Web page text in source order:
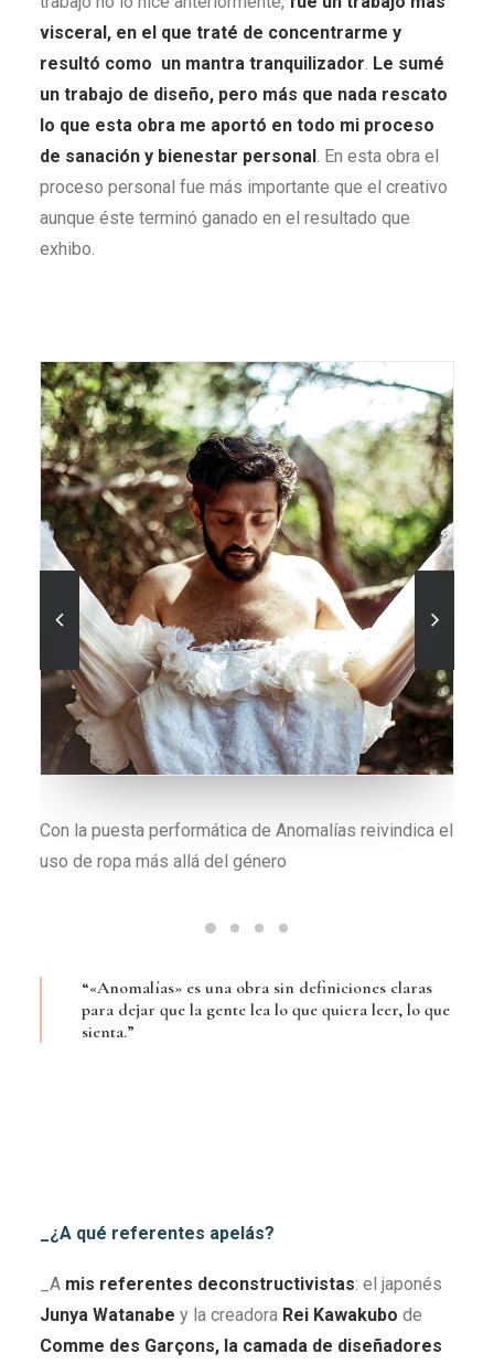
visceral, en el que traté de concentrarme y
resultó como un mantra tranquilizador. Le sumé
un trabajo de diseño, pero más que nada rescato
lo que esta obra me aportó en todo mi proceso
de sanación y bienestar personal. En esta obra el
proceso personal fue más importante que el creativo
aunque éste terminó ganado en el resultado que
exhibo.
Una colección que parte de un vestido de novia del
77
“«Anomalías» es una obra sin definiciones claras
para dejar que la gente lea lo que quiera leer, lo que
sienta.”
_¿A qué referentes apelás?
_A mis referentes deconstructivistas: el japonés
Junya Watanabe y la creadora Rei Kawakubo de
Comme des Garçons, la camada de diseñadores